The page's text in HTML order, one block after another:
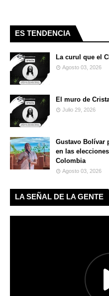
ES TENDENCIA
La curul que el
Agosto 03, 2026
El muro de
Julio 29, 2026
Gustavo Bolívar
en las
Colombia
Agosto 03, 2026
LA SEÑAL DE LA GENTE